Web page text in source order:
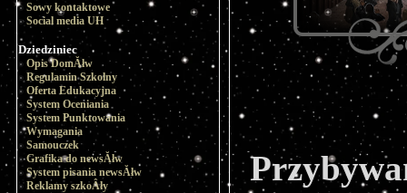
Sowy kontaktowe
Social media UH
Dziedziniec
Opis DomĂłw
Regulamin Szkolny
Oferta Edukacyjna
System Oceniania
System Punktowania
Wymagania
Samouczek
Grafika do newsĂłw
System pisania newsĂłw
Reklamy szkoÂły